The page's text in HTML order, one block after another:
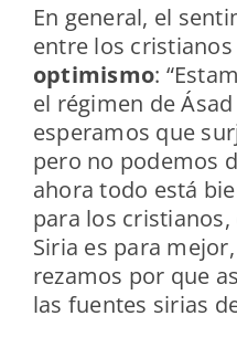
En general, el
entre los cristianos
optimismo:
el régimen de
esperamos que
pero no podemos
ahora todo está
para los
Siria es para
rezamos por que
las fuentes sirias